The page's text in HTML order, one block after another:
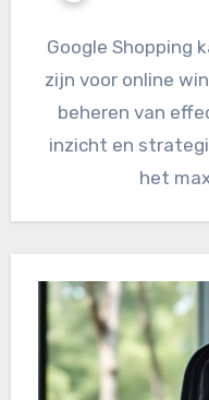
Google Shopping
zijn voor online
beheren van
inzicht en
het